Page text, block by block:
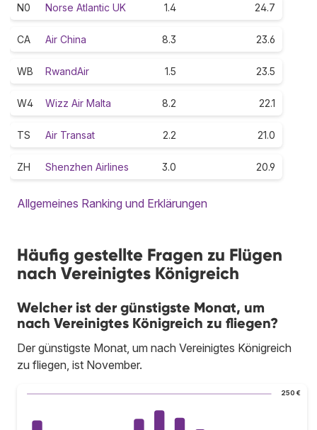
N0 Norse Atlantic UK 1.4 24.7
CA Air China 8.3 23.6
WB RwandAir 1.5 23.5
W4 Wizz Air Malta 8.2 22.1
TS Air Transat 2.2 21.0
ZH Shenzhen Airlines 3.0 20.9
Allgemeines Ranking und Erklärungen
Häufig gestellte Fragen zu Flügen
nach Vereinigtes Königreich
Welcher ist der günstigste Monat, um
nach Vereinigtes Königreich zu fliegen?
Der günstigste Monat, um nach Vereinigtes Königreich
zu fliegen, ist November.
250 €